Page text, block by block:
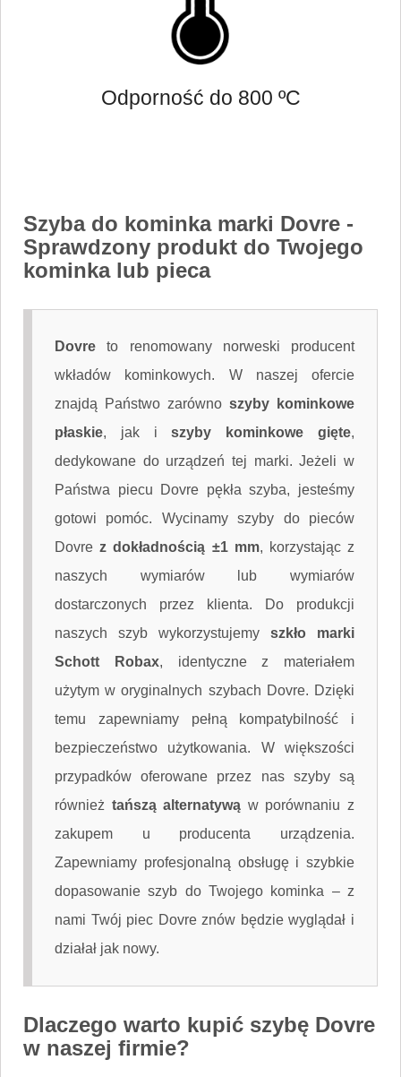
Odporność do 800 ºC
Szyba do kominka marki Dovre -
Sprawdzony produkt do Twojego
kominka lub pieca
Dovre to renomowany norweski producent
wkładów kominkowych. W naszej ofercie
znajdą Państwo zarówno szyby kominkowe
płaskie, jak iszyby kominkowe gięte,
dedykowane do urządzeń tej marki. Jeżeli w
Państwa piecu Dovre pękła szyba, jesteśmy
gotowi pomóc. Wycinamy szyby do pieców
Dovrez dokładnością ±1 mm, korzystając z
naszych wymiarów lub wymiarów
dostarczonych przez klienta. Do produkcji
naszych szyb wykorzystujemy szkło marki
Schott Robax, identyczne z materiałem
użytym w oryginalnych szybach Dovre. Dzięki
temu zapewniamy pełną kompatybilność i
bezpieczeństwo użytkowania. W większości
przypadków oferowane przez nas szyby są
również tańszą alternatywą w porównaniu z
zakupem u producenta urządzenia.
Zapewniamy profesjonalną obsługę i szybkie
dopasowanie szyb do Twojego kominka – z
nami Twój piec Dovre znów będzie wyglądał i
działał jak nowy.
Dlaczego warto kupić szybę Dovre
w naszej firmie?